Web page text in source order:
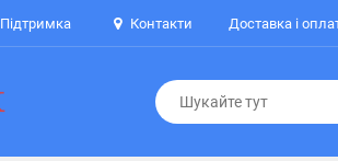
Підтримка Контакти Доставка і